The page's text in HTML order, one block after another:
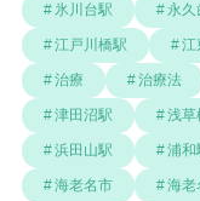
氷川台駅 永久
江戸川橋駅 江
治療 治療法
津田沼駅 浅草
浜田山駅 浦和
海老名市 海老